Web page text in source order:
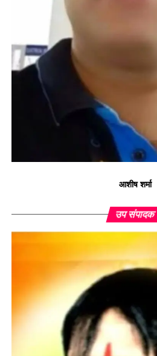
आशीष शर्मा
उप संपादक